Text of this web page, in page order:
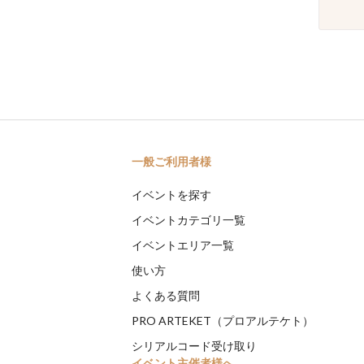
一般ご利用者様
イベントを探す
イベントカテゴリ一覧
イベントエリア一覧
使い方
よくある質問
PRO ARTEKET（プロアルテケト）
シリアルコード受け取り